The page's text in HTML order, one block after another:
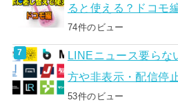
ると使える？ドコモ
74件のビュー
LINEニュース要らな
方や非表示・配信停
53件のビュー